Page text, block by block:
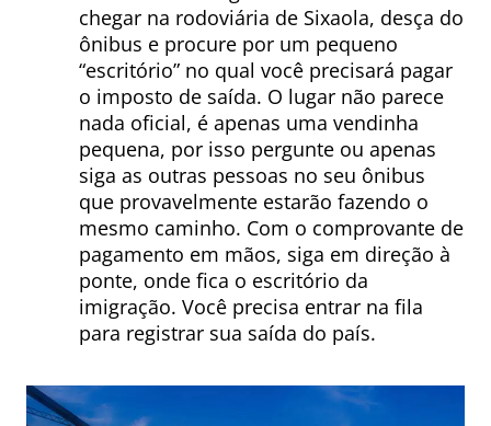
chegar na rodoviária de Sixaola, desça do
ônibus e procure por um pequeno
“escritório” no qual você precisará pagar
o imposto de saída. O lugar não parece
nada oficial, é apenas uma vendinha
pequena, por isso pergunte ou apenas
siga as outras pessoas no seu ônibus
que provavelmente estarão fazendo o
mesmo caminho. Com o comprovante de
pagamento em mãos, siga em direção à
ponte, onde fica o escritório da
imigração. Você precisa entrar na fila
para registrar sua saída do país.